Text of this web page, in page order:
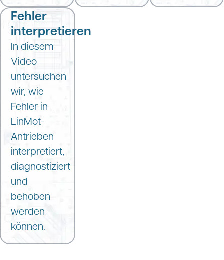
Fehler
interpretieren
In diesem
Video
untersuchen
wir, wie
Fehler in
LinMot-
Antrieben
interpretiert,
diagnostiziert
und
behoben
werden
können.